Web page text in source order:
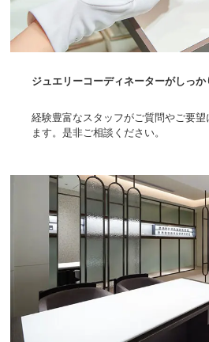
ジュエリーコーディネーターがしっ
経験豊富なスタッフがご質問やご要望
ます。是非ご相談ください。